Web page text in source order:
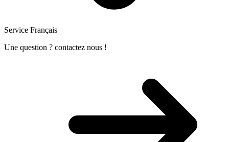
Service Français
Une question ? contactez nous !